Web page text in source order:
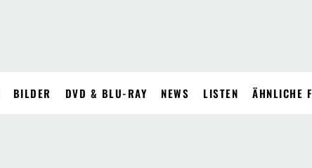
BILDER DVD & BLU-RAY NEWS LISTEN ÄHNLICHE